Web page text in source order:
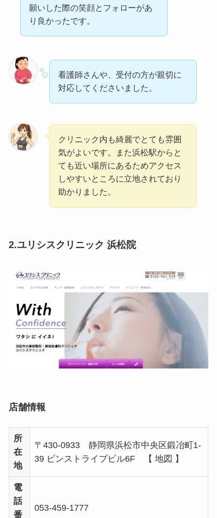
願いした際の笑顔とフォローがあ
り良かったです。
看護師さんや、受付の方が親切に
対応してくださいました。
クリニック内も綺麗でとても雰囲
気がよいです。また浜松駅からと
ても近い場所にあるためアクセス
しやすいところに立地されており
助かりました。
2.ユリシスクリニック 浜松院
店舗情報
所
在
地
〒430-0933 静岡県浜松市中央区鍛冶町1-
39 ピンストライプビル6F 【 地図 】
電
話
番
053-459-1777